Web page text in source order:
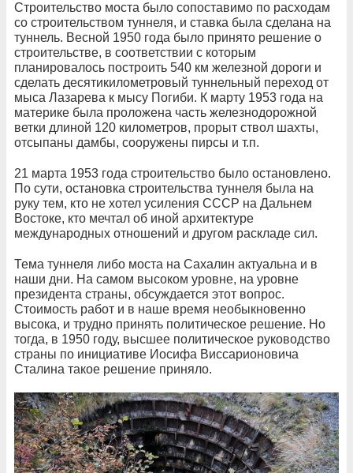
Строительство моста было сопоставимо по расходам
со строительством туннеля, и ставка была сделана на
туннель. Весной 1950 года было принято решение о
строительстве, в соответствии с которым
планировалось построить 540 км железной дороги и
сделать десятикилометровый туннельный переход от
мыса Лазарева к мысу Погиби. К марту 1953 года на
материке была проложена часть железнодорожной
ветки длиной 120 километров, прорыт ствол шахты,
отсыпаны дамбы, сооружены пирсы и т.п.
21 марта 1953 года строительство было остановлено.
По сути, остановка строительства туннеля была на
руку тем, кто не хотел усиления СССР на Дальнем
Востоке, кто мечтал об иной архитектуре
международных отношений и другом раскладе сил.
Тема туннеля либо моста на Сахалин актуальна и в
наши дни. На самом высоком уровне, на уровне
президента страны, обсуждается этот вопрос.
Стоимость работ и в наше время необыкновенно
высока, и трудно принять политическое решение. Но
тогда, в 1950 году, высшее политическое руководство
страны по инициативе Иосифа Виссарионовича
Сталина такое решение приняло.